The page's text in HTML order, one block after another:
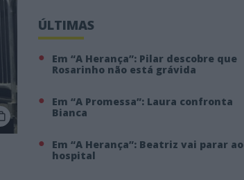
ÚLTIMAS
Em “A Herança”: Pilar descobre que
Rosarinho não está grávida
Em “A Promessa”: Laura confronta
Bianca
Em “A Herança”: Beatriz vai parar ao
hospital